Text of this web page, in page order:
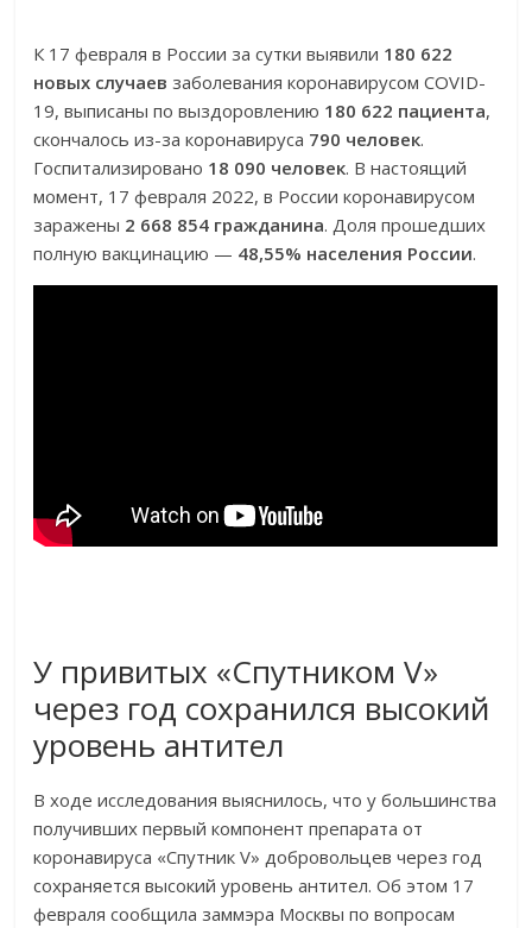
К 17 февраля в России за сутки выявили 180 622
новых случаев заболевания коронавирусом COVID-
19, выписаны по выздоровлению 180 622 пациента,
скончалось из-за коронавируса 790 человек.
Госпитализировано 18 090 человек. В настоящий
момент, 17 февраля 2022, в России коронавирусом
заражены 2 668 854 гражданина. Доля прошедших
полную вакцинацию — 48,55% населения России.
У привитых «Спутником V»
через год сохранился высокий
уровень антител
В ходе исследования выяснилось, что у большинства
получивших первый компонент препарата от
коронавируса «Спутник V» добровольцев через год
сохраняется высокий уровень антител. Об этом 17
февраля сообщила заммэра Москвы по вопросам